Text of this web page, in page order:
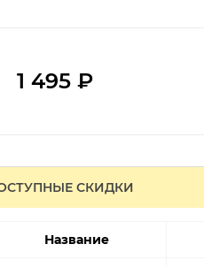
1 495₽
СКИДКИ
Название